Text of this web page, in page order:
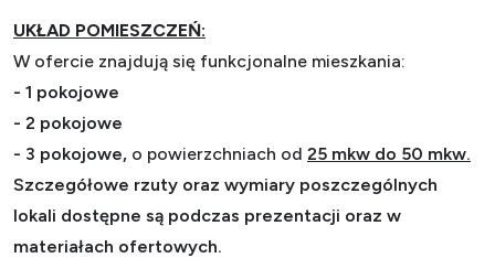
UKŁAD POMIESZCZEŃ:
W ofercie znajdują się funkcjonalne mieszkania:
- 1 pokojowe
- 2 pokojowe
- 3 pokojowe, o powierzchniach od 25 mkw do 50 mkw.
Szczegółowe rzuty oraz wymiary poszczególnych
lokali dostępne są podczas prezentacji oraz w
materiałach ofertowych.